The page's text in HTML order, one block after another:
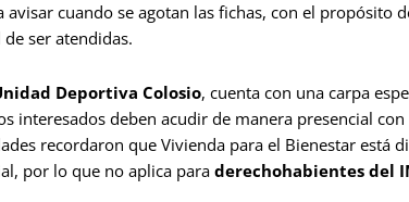
cuando se agotan las fichas, con el propósito
ser atendidas.
Deportiva Colosio, cuenta con una carpa
interesados deben acudir de manera presencial
recordaron que Vivienda para el Bienestar está
por lo que no aplica para derechohabientes del